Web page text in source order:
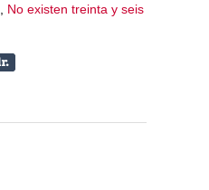
No existen treinta y seis